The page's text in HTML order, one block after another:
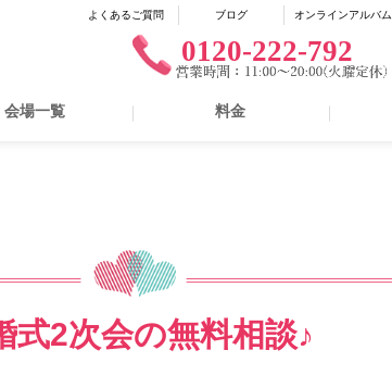
よくあるご質問 ブログ オンラインアルバム
0120-222-792
会場一覧 料金
式2次会の無料相談♪